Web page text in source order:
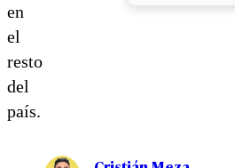
en
el
resto
del
país.